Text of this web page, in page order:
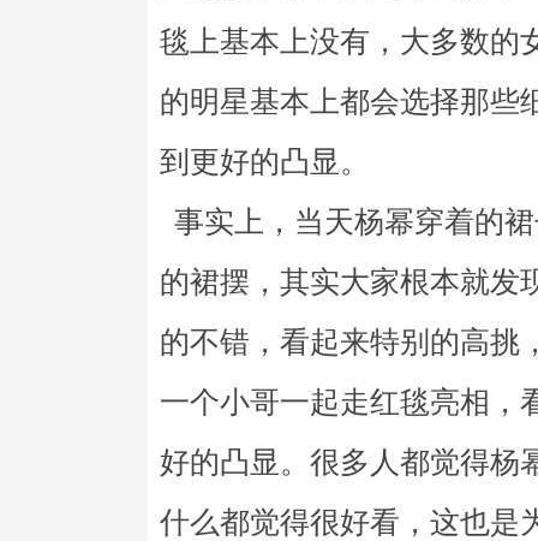
毯上基本上没有，大多数的
的明星基本上都会选择那些
到更好的凸显。
事实上，当天杨幂穿着的
的裙摆，其实大家根本就发
的不错，看起来特别的高挑
一个小哥一起走红毯亮相，
好的凸显。很多人都觉得杨
什么都觉得很好看，这也是